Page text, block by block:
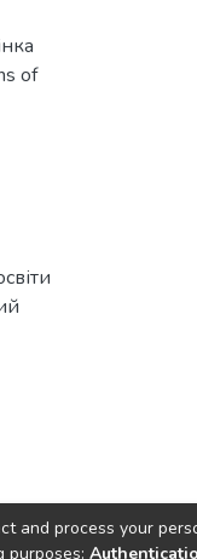
of
and process your
purposes: